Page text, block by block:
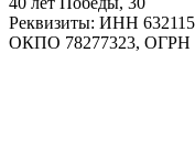
Реквизиты: ИНН
ОКПО 78277323, ОГРН